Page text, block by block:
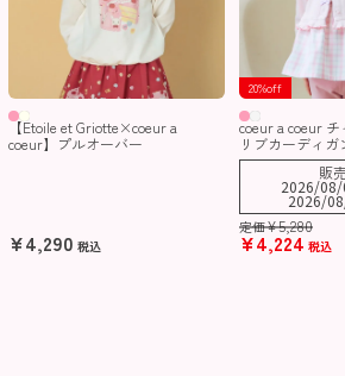
【Etoile et Griotte×coeur a
coeur】プルオーバー
¥4,290 税込
20%off
coeur a coeur
リブカーディガ
定価¥5,280
¥4,224 税込
販
2026/08/
2026/